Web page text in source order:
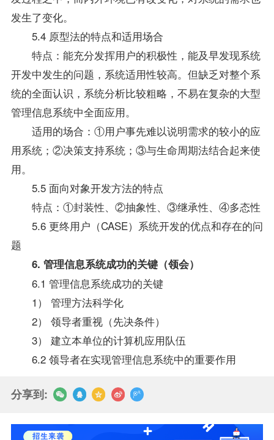
发生了变化。
5.4 原型法的特点和适用场合
特点：能充分发挥用户的积极性，能及早发现系统
开发中发生的问题，系统适用性较高。但缺乏对整个系
统的全面认识，系统分析比较粗略，不易在复杂的大型
管理信息系统中全面应用。
适用的场合：①用户事先难以说明需求的较小的应
用系统；②决策支持系统；③与生命周期法结合起来使
用。
5.5 面向对象开发方法的特点
特点：①封装性、②抽象性、③继承性、④多态性
5.6 更终用户（CASE）系统开发的优点和存在的问
题
6. 管理信息系统成功的关键（领会）
6.1 管理信息系统成功的关键
1） 管理方法科学化
2） 领导者重视（先决条件）
3） 建立本单位的计算机应用队伍
6.2 领导者在实现管理信息系统中的重要作用
分享到: